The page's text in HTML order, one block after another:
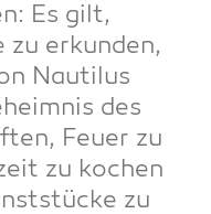
Es gilt,
zu erkun­den,
Nau­ti­lus
des
Feu­er zu
zu kochen
zu